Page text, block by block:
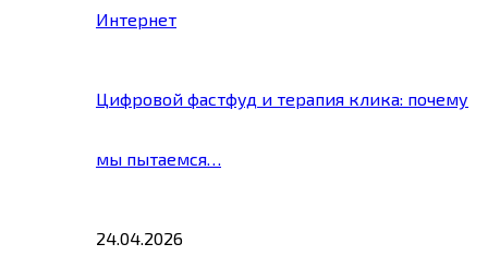
Интернет
Цифровой фастфуд и терапия клика: почему
мы пытаемся…
24.04.2026